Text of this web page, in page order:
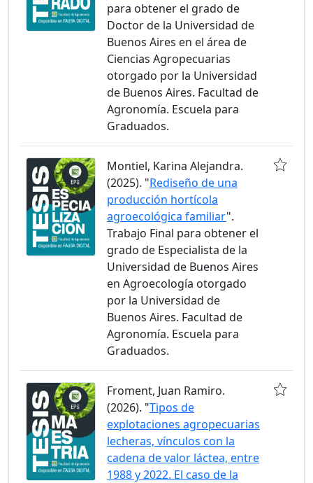
para obtener el grado de
Doctor de la Universidad de
Buenos Aires en el área de
Ciencias Agropecuarias
otorgado por la Universidad
de Buenos Aires. Facultad de
Agronomía. Escuela para
Graduados.
Montiel, Karina Alejandra.
(2025). "Rediseño de una
producción hortícola
agroecológica familiar".
Trabajo Final para obtener el
grado de Especialista de la
Universidad de Buenos Aires
en Agroecología otorgado
por la Universidad de
Buenos Aires. Facultad de
Agronomía. Escuela para
Graduados.
Froment, Juan Ramiro.
(2026). "Tipos de
explotaciones agropecuarias
lecheras, vínculos con la
cadena de valor láctea, entre
1988 y 2022. El caso de la